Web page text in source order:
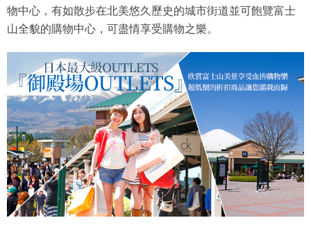
物中心，有如散步在北美悠久歷史的城市街道並可飽覽富士
山全貌的購物中心，可盡情享受購物之樂。